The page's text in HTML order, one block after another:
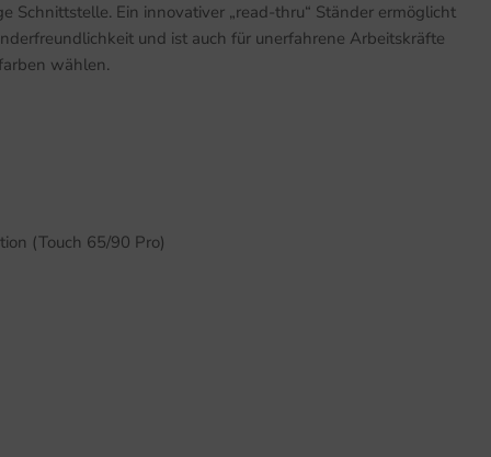
Ein innovativer „read-thru“ Ständer ermöglicht
und ist auch für unerfahrene Arbeitskräfte
wählen.
(Touch 65/90 Pro)